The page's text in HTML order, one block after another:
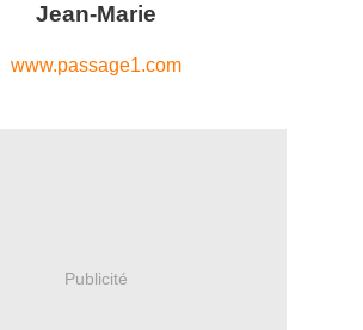
Jean-Marie
www.passage1.com
Publicité